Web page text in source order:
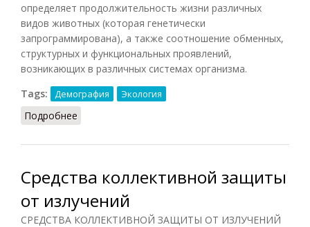
определяет продолжительность жизни различных
видов животных (которая генетически
запрограммирована), а также соотношение обменных,
структурных и функциональных проявлений,
возникающих в различных системах организма.
Tags:
Демография Экология
Подробнее
Средства коллективной защиты
от излучений
СРЕДСТВА КОЛЛЕКТИВНОЙ ЗАЩИТЫ ОТ ИЗЛУЧЕНИЙ